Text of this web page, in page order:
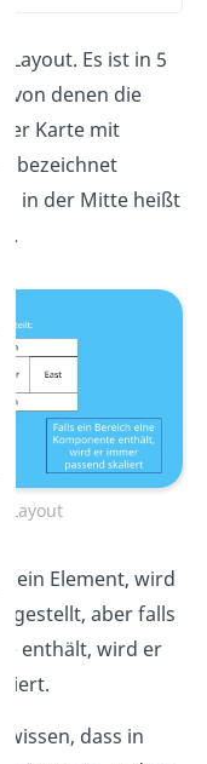
Es ist in 5
von denen die
Karte mit
bezeichnet
in der Mitte heißt
Layout
kein Element, wird
aber falls
enthält, wird er
dass in